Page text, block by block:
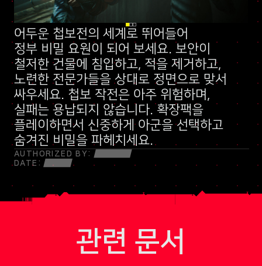
어두운 첩보전의 세계로 뛰어들어
정부 비밀 요원이 되어 보세요. 보안이
철저한 건물에 침입하고, 적을 제거하고,
노련한 전문가들을 상대로 정면으로 맞서
싸우세요. 첩보 작전은 아주 위험하며,
실패는 용납되지 않습니다. 확장팩을
플레이하면서 신중하게 아군을 선택하고
숨겨진 비밀을 파헤치세요.
AUTHORIZED BY:
DATE:
말보다 총알이 먼저 나가는 민병대
신규 스킬 트리
관련 문서